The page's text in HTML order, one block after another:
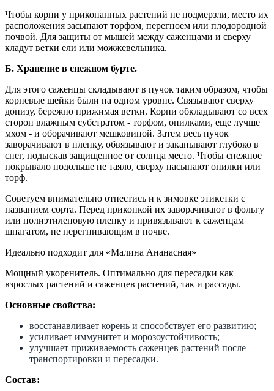
Чтобы корни у прикопанных растений не подмерзли, место их
расположения засыпают торфом, перегноем или плодородной
почвой. Для защиты от мышей между саженцами и сверху
кладут ветки ели или можжевельника.
Б. Хранение в снежном бурте.
Для этого саженцы складывают в пучок таким образом, чтобы
корневые шейки были на одном уровне. Связывают сверху
донизу, бережно прижимая ветки. Корни обкладывают со всех
сторон влажным субстратом - торфом, опилками, еще лучше
мхом - и оборачивают мешковиной. Затем весь пучок
заворачивают в пленку, обвязывают и закапывают глубоко в
снег, подыскав защищенное от солнца место. Чтобы снежное
покрывало подольше не таяло, сверху насыпают опилки или
торф.
Советуем внимательно отнестись и к зимовке этикетки с
названием сорта. Перед прикопкой их заворачивают в фольгу
или полиэтиленовую пленку и привязывают к саженцам
шпагатом, не перегнивающим в почве.
Идеально подходит для «Малина Ананасная»
Мощный укоренитель. Оптимально для пересадки как
взрослых растений и саженцев растений, так и рассады.
Основные свойства:
восстанавливает корень и способствует его развитию;
усиливает иммунитет и морозоустойчивость;
улучшает приживаемость саженцев растений после
транспортировки и пересадки.
Состав: